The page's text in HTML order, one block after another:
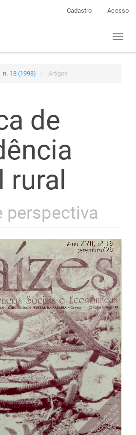
Cadastro Acesso
Toggle
n. 18 (1998) Artigos
de
rural
perspectiva